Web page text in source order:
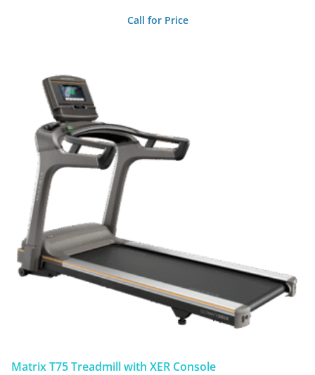
Call for Price
Matrix T75 Treadmill with XER Console